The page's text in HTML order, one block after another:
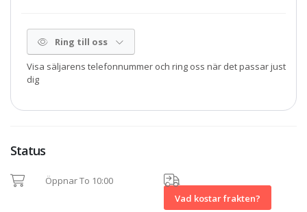
Ring till oss
Visa säljarens telefonnummer och ring oss när det passar just
dig
Status
Öppnar To 10:00
Vad kostar frakten?